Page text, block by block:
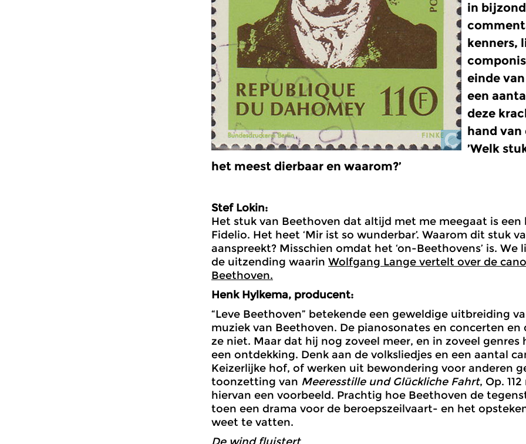
in
kenners,
einde
een
deze
hand van
’Welk
het meest dierbaar en waarom?’
Stef Lokin:
Het stuk van Beethoven dat altijd met me meegaat is
Fidelio. Het heet ‘Mir ist so wunderbar’. Waarom dit stuk
aanspreekt? Misschien omdat het ‘on-Beethovens’ is.
de uitzending waarin Wolfgang Lange vertelt over de
Beethoven.
Henk Hylkema, producent:
“Leve Beethoven” betekende een geweldige uitbreiding
muziek van Beethoven. De pianosonates en concerten
ze niet. Maar dat hij nog zoveel meer, en in zoveel
een ontdekking. Denk aan de volksliedjes en een aantal
Keizerlijke hof, of werken uit bewondering voor anderen
toonzetting van Meeresstille und Glückliche Fahrt, Op.
hiervan een voorbeeld. Prachtig hoe Beethoven de
toen een drama voor de beroepszeilvaart- en het
weet te vatten.